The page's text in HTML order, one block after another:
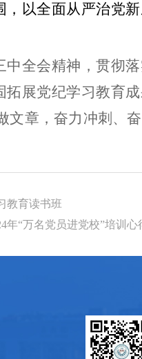
以全面从严治党
全会精神，贯彻
展党纪学习教育
文章，奋力冲刺、
教育读书班
“万名党员进党校”培训心